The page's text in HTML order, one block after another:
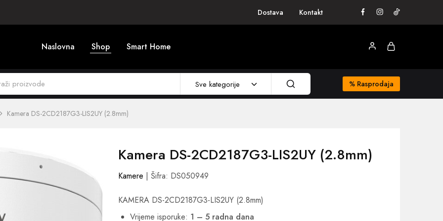
Dostava Kontakt
Naslovna Shop Smart Home
Sve kategorije % Rasprodaja
Kamera DS-2CD2187G3-LIS2UY (2.8mm)
Kamera DS-2CD2187G3-LIS2UY (2.8mm)
Kamere | Šifra: DS050949
KAMERA DS-2CD2187G3-LIS2UY (2.8mm)
Vrijeme isporuke: 1 – 5 radna dana